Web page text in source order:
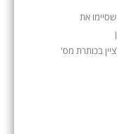
שסיימו את
בכותרת מס'